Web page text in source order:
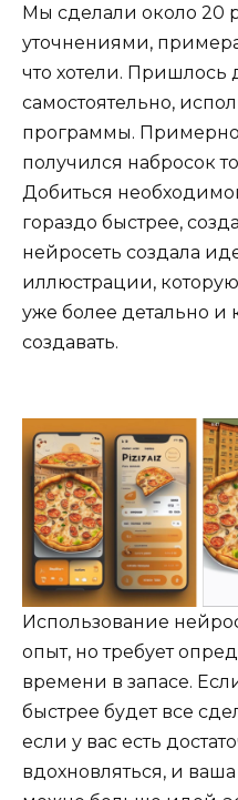
Мы сделали около 20
уточнениями,
что хотели. Пришлось
самостоятельно,
программы. Примерно
получился набросок
Добиться
гораздо быстрее,
нейросеть создала
иллюстрации,
уже более детально и
создавать.
Использование
опыт, но требует
времени в запасе.
быстрее будет все
если у вас есть
вдохновляться, и